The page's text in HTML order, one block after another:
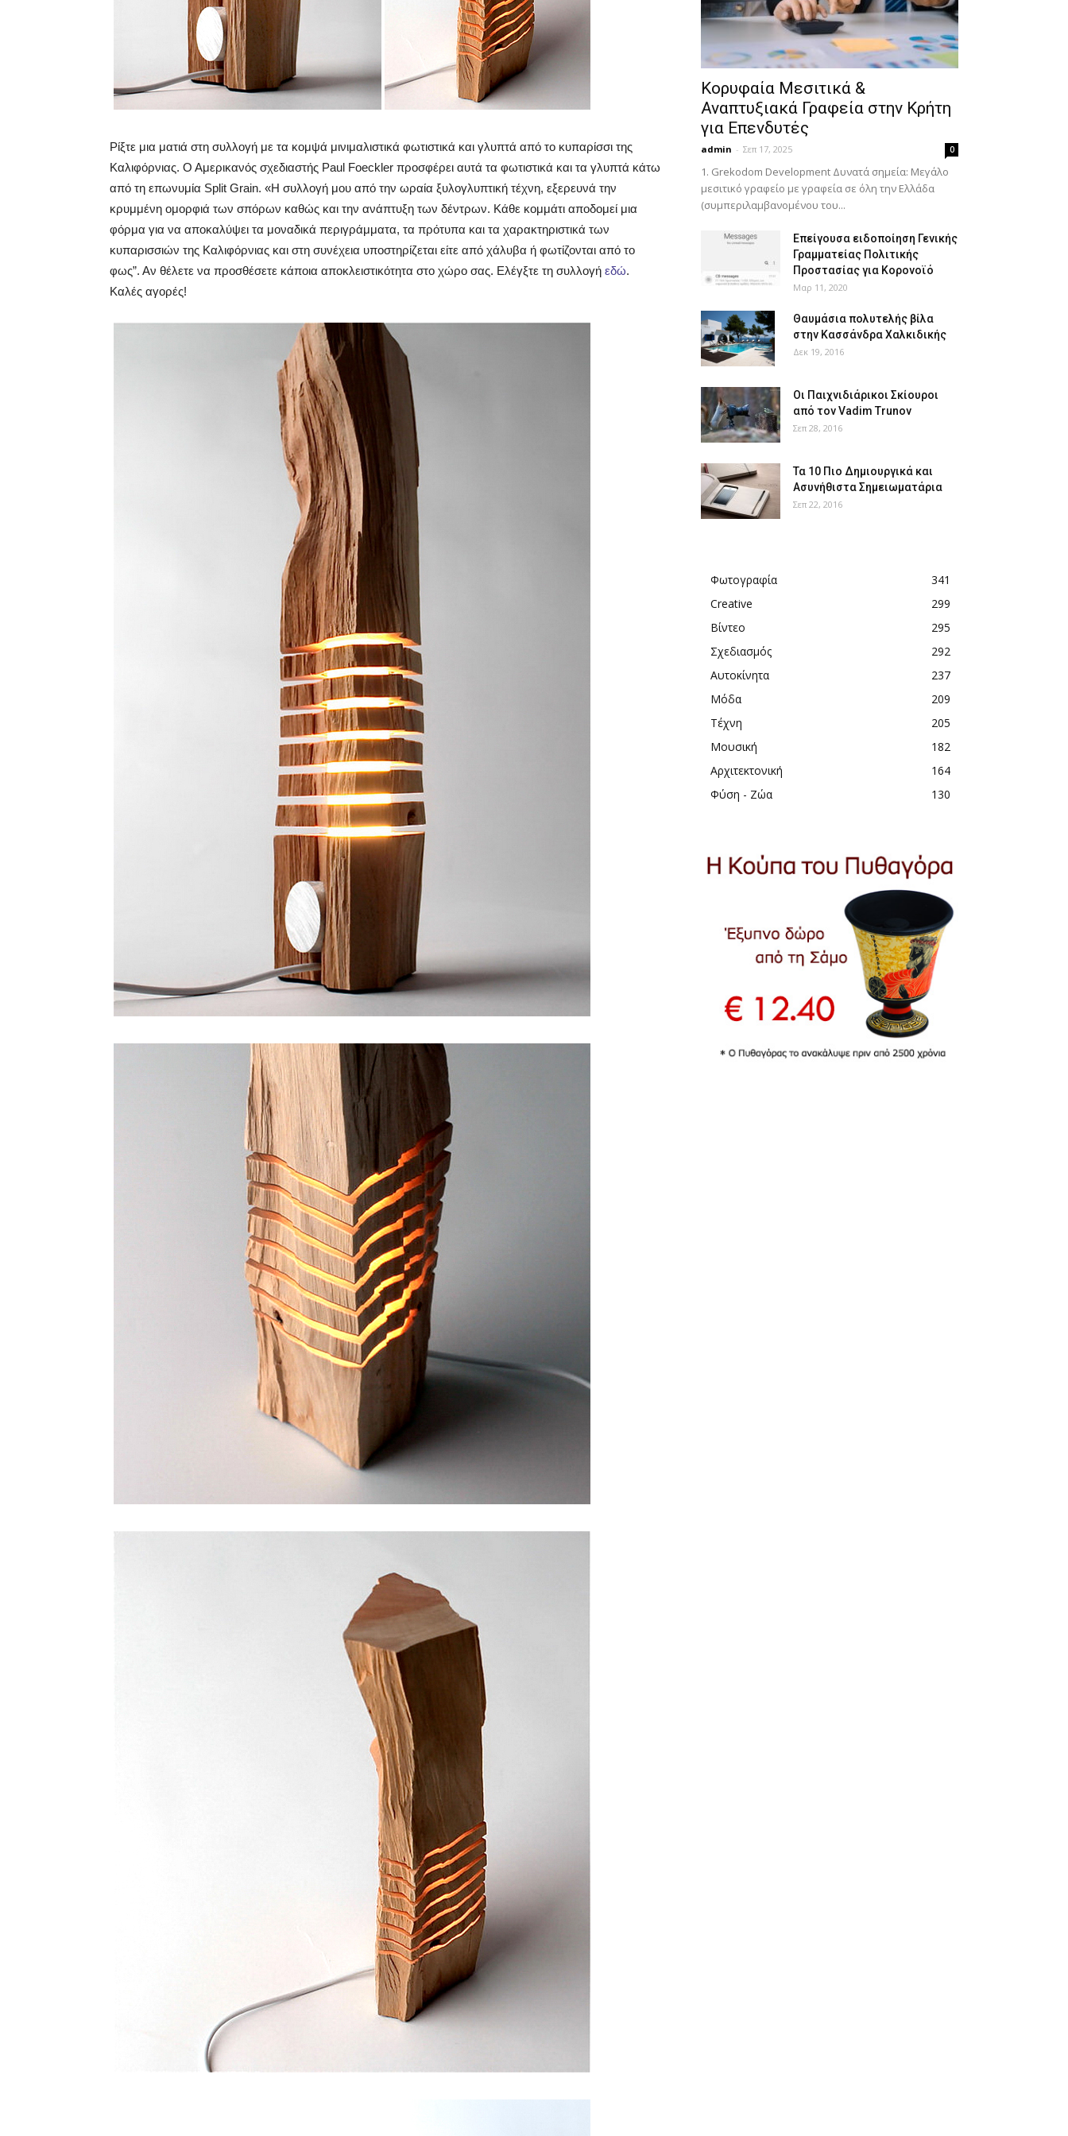
Ρίξτε μια ματιά στη συλλογή με τα κομψά μινιμαλιστικά φωτιστικά και γλυπτά από το κυπαρίσσι της
Καλιφόρνιας. Ο Αμερικανός σχεδιαστής Paul Foeckler προσφέρει αυτά τα φωτιστικά και τα γλυπτά κάτω
από τη επωνυμία Split Grain. «Η συλλογή μου από την ωραία ξυλογλυπτική τέχνη, εξερευνά την
κρυμμένη ομορφιά των σπόρων καθώς και την ανάπτυξη των δέντρων. Κάθε κομμάτι αποδομεί μια
φόρμα για να αποκαλύψει τα μοναδικά περιγράμματα, τα πρότυπα και τα χαρακτηριστικά των
κυπαρισσιών της Καλιφόρνιας και στη συνέχεια υποστηρίζεται είτε από χάλυβα ή φωτίζονται από το
φως”. Αν θέλετε να προσθέσετε κάποια αποκλειστικότητα στο χώρο σας. Ελέγξτε τη συλλογή εδώ.
Καλές αγορές!
Κορυφαία Μεσιτικά &
Αναπτυξιακά Γραφεία στην Κρήτη
για Επενδυτές
admin - Σεπ 17, 2025 0
1. Grekodom Development Δυνατά σημεία: Μεγάλο
μεσιτικό γραφείο με γραφεία σε όλη την Ελλάδα
(συμπεριλαμβανομένου του...
Επείγουσα ειδοποίηση Γενικής
Γραμματείας Πολιτικής
Προστασίας για Κορονοϊό
Μαρ 11, 2020
Θαυμάσια πολυτελής βίλα
στην Κασσάνδρα Χαλκιδικής
Δεκ 19, 2016
Οι Παιχνιδιάρικοι Σκίουροι
από τον Vadim Trunov
Σεπ 28, 2016
Τα 10 Πιο Δημιουργικά και
Ασυνήθιστα Σημειωματάρια
Σεπ 22, 2016
Φωτογραφία
341
Creative
299
Βίντεο
295
Σχεδιασμός
292
Αυτοκίνητα
237
Μόδα
209
Τέχνη
205
Μουσική
182
Αρχιτεκτονική
164
Φύση - Ζώα
130